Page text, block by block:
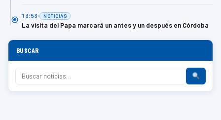
13:53 NOTICIAS
La visita del Papa marcará un antes y un después en Córdoba
BUSCAR